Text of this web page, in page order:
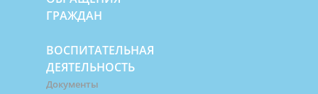
ГРАЖДАН
ВОСПИТАТЕЛЬНАЯ
ДЕЯТЕЛЬНОСТЬ
Документы